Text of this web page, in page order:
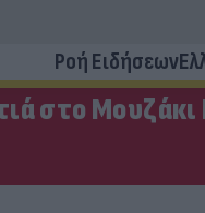
Ροή Ειδήσεων
στο Μουζάκι